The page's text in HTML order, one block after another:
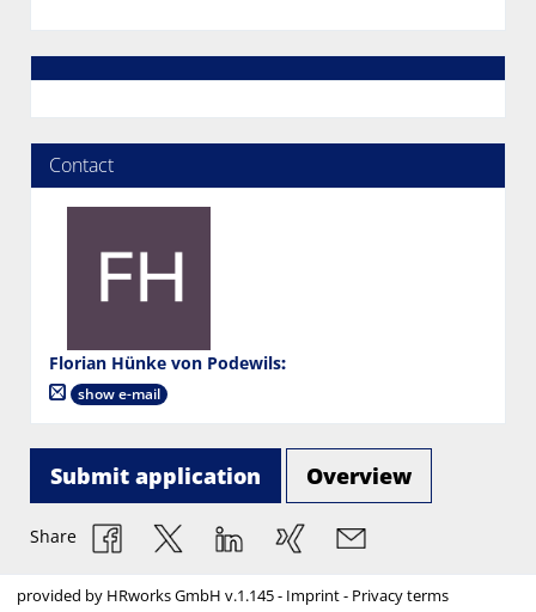
Contact
Florian Hünke von Podewils:
show e-mail
Submit application Overview
Share
provided by HRworks GmbH v.1.145 - Imprint- Privacy terms